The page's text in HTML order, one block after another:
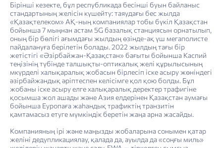
Бірінші кезекте, бұл республикада бесінші буын байланыс
стандартының желісін күшейту: таяудағы бес жылда
«Қазақтелеком» АҚ-ның компаниялар тобы бүкіл Қазақстан
бойынша 7 мыңнан астам 5G базалық станциясын орнатылып,
оның бір бөлігі ағымдағы жылдың өзінде-ақ үш мегаполисте
пайдалануға берілетін болады. 2022 жылдың тағы бір
жетістігі «Әзірбайжан-Қазақстан» бағыты бойынша Каспий
теңізінің түбінде талшықты-оптикалық желі құрылысының
мкүрделі халықаралық жобасын бірлесіп іске асыру жөніндегі
әзірбайжандық әріптеспен келісімге қол қою болды. Бұл
жобаны іске асыру елге халықаралық деректер трафигіне
қосымша жол ашады және Азия елдерінен Қазақстан аумағы
бойынша Еуропаға жаһандық трафиктің транзитін
қамтамасыз етуге мүмкіндік беретін жаңа арна жасайды.
Компанияның ірі және маңызды жобаларына сонымен қатар
желіні дедупликациялау, қалада да, ауылда да «соңғы миль»